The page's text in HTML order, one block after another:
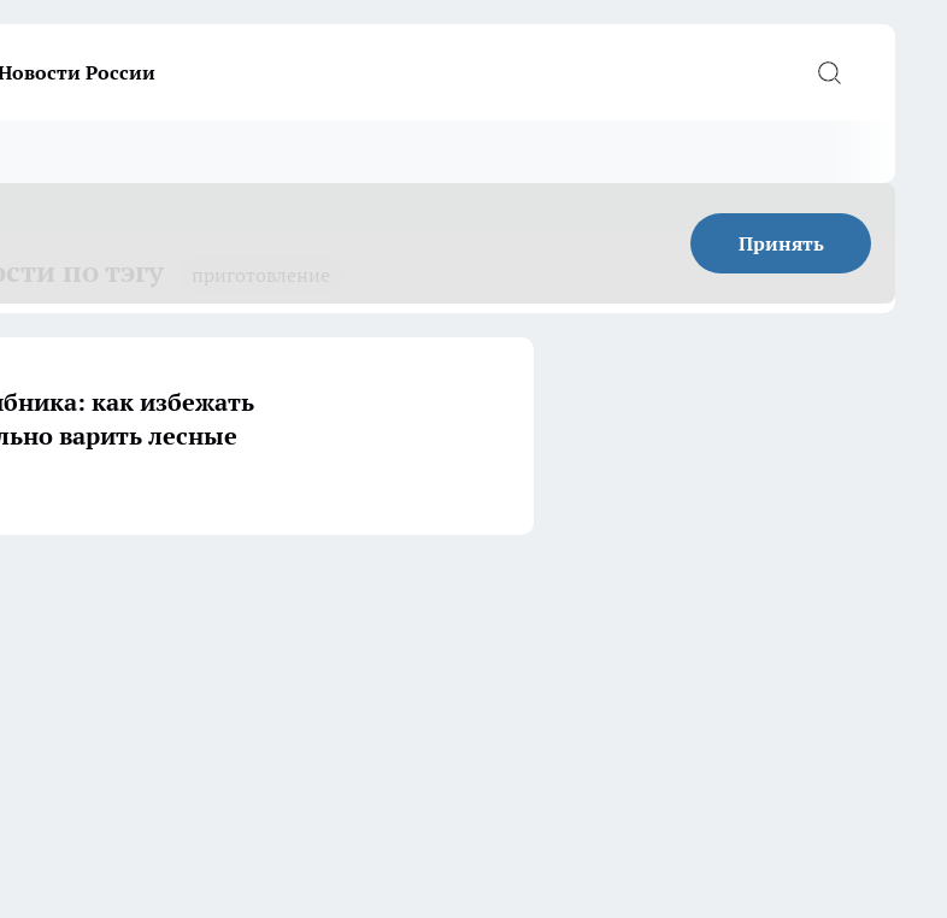
России
Принять
как избежать
варить лесные